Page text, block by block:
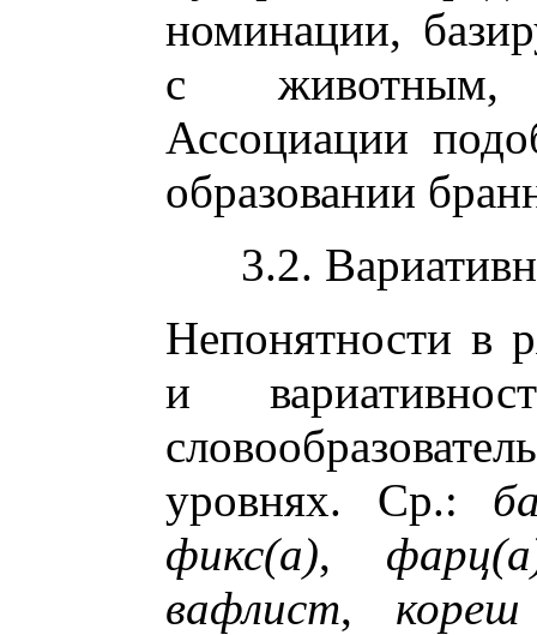
номинации,
с животным,
Ассоциации
образовании
3.2.
Непонятности в
и
уровнях. Ср.:
фикс(а),
вафлист, кореш